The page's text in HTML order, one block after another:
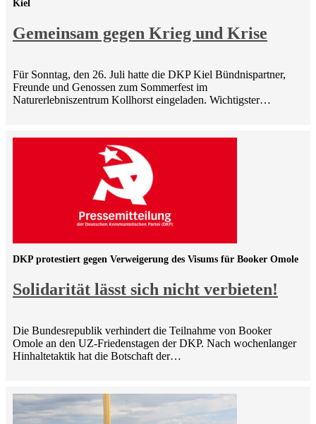
Gemeinsam gegen Krieg und Krise
Kiel
Für Sonntag, den 26. Juli hatte die DKP Kiel Bündnispartner,
Freunde und Genossen zum Sommerfest im
Naturerlebniszentrum Kollhorst eingeladen. Wichtigster…
Solidarität lässt sich nicht verbieten!
DKP protestiert gegen Verweigerung des Visums für Booker Omole
Die Bundesrepublik verhindert die Teilnahme von Booker
Omole an den UZ-Friedenstagen der DKP. Nach wochenlanger
Hinhaltetaktik hat die Botschaft der…